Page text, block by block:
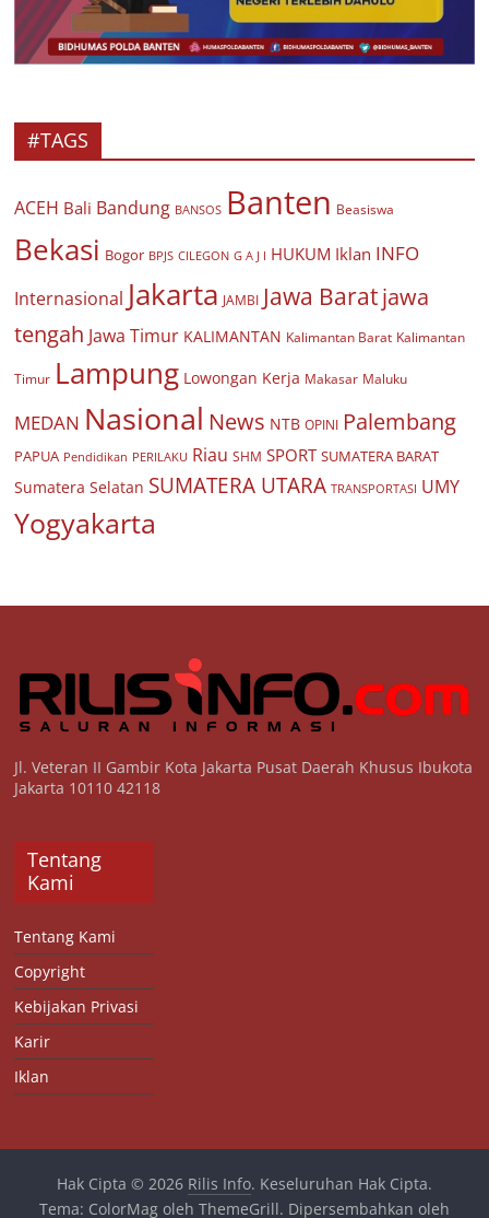
#TAGS
ACEH Bali Bandung BANSOS Banten Beasiswa
Bekasi Bogor BPJS CILEGON G A J I HUKUM Iklan INFO
Internasional Jakarta JAMBI Jawa Baratjawa
tengah Jawa Timur KALIMANTAN Kalimantan Barat Kalimantan
Timur Lampung Lowongan Kerja Makasar Maluku
MEDAN Nasional News NTB OPINI Palembang
PAPUA Pendidikan PERILAKU Riau SHM SPORT SUMATERA BARAT
Sumatera Selatan SUMATERA UTARA TRANSPORTASI UMY
Yogyakarta
Jl. Veteran II Gambir Kota Jakarta Pusat Daerah Khusus Ibukota
Jakarta 10110 42118
Tentang
Kami
Tentang Kami
Copyright
Kebijakan Privasi
Karir
Iklan
Hak Cipta © 2026 Rilis Info. Keseluruhan Hak Cipta.
Tema: ColorMagoleh ThemeGrill. Dipersembahkan oleh